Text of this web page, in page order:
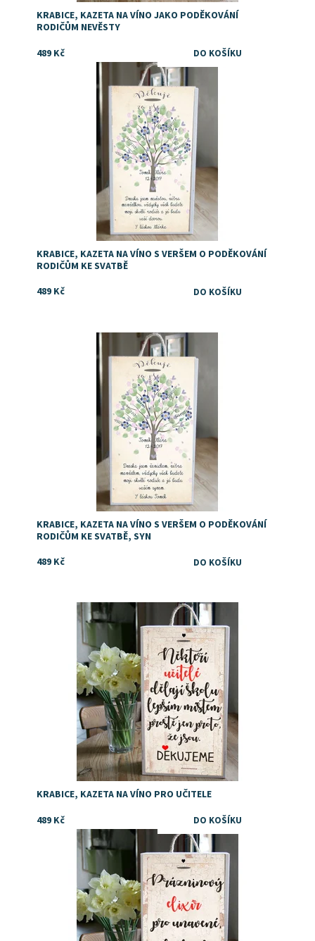
KRABICE, KAZETA NA VÍNO JAKO PODĚKOVÁNÍ
RODIČŮM NEVĚSTY
489 Kč
Skladem
KRABICE, KAZETA NA VÍNO S VERŠEM O PODĚKOVÁNÍ
RODIČŮM KE SVATBĚ
489 Kč
Skladem
KRABICE, KAZETA NA VÍNO S VERŠEM O PODĚKOVÁNÍ
RODIČŮM KE SVATBĚ, SYN
489 Kč
Dostupnost: Skladem
KRABICE, KAZETA NA VÍNO PRO UČITELE
489 Kč
Dostupnost:
Skladem